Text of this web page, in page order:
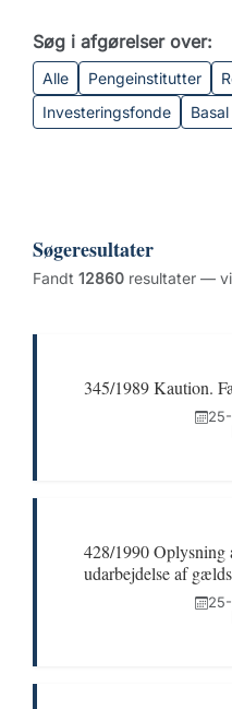
Søg i afgørelser over:
Alle Pengeinstitutter
Investeringsfonde
Søgeresultater
Fandt 12860 resultater —
345/1989 Kaution.
25-
428/1990
udarbejdelse af
25-